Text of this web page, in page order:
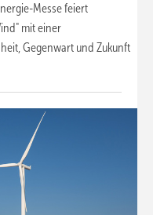
Messe feiert
mit einer
Gegenwart und Zukunft